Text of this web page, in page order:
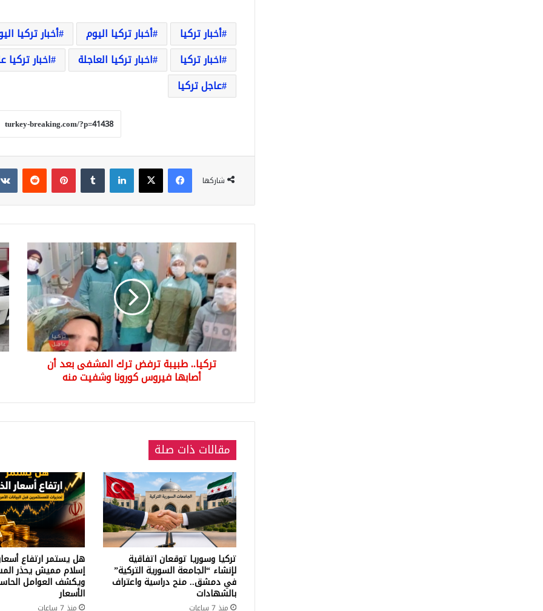
أخبار تركيا أخبار تركيا اليوم أخبار تركيا
اخبار تركيا
اخبار تركيا العاجلة اخبار تركيا
عاجل تركيا
شاركها
فيسبوك‫X لينكدإن بينتيريست
تركيا..
طبيبة
ترفض
ترك
المشفى
بعد
أن
أصابها
فيروس
تركيا.. طبيبة ترفض ترك المشفى بعد أن
أصابها فيروس كورونا وشفيت منه
مقالات ذات صلة
تركيا وسوريا توقعان اتفاقية
لإنشاء “الجامعة السورية التركية”
في دمشق.. منح دراسية واعتراف
بالشهادات
منذ 7 ساعات
هل يستمر ارتفاع
إسلام مميش يحذر
ويكشف العوامل
الأسعار
منذ 7 ساعات